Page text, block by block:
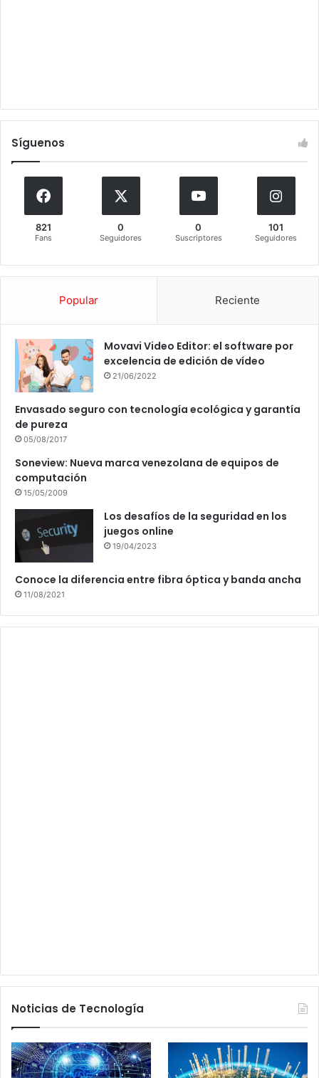
Síguenos
821
Fans
0
Seguidores
0
Suscriptores
101
Seguidores
Popular Reciente
Movavi Video Editor: el software por
excelencia de edición de vídeo
21/06/2022
Envasado seguro con tecnología ecológica y garantía
de pureza
05/08/2017
Soneview: Nueva marca venezolana de equipos de
computación
15/05/2009
Los desafíos de la seguridad en los
juegos online
19/04/2023
Conoce la diferencia entre fibra óptica y banda ancha
11/08/2021
Noticias de Tecnología